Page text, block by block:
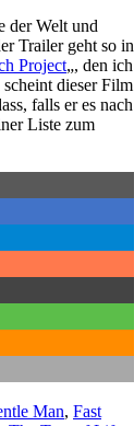
der Welt und
Trailer geht so in
Project„, den ich
dieser Film
falls er es nach
Liste zum
Man, Fast